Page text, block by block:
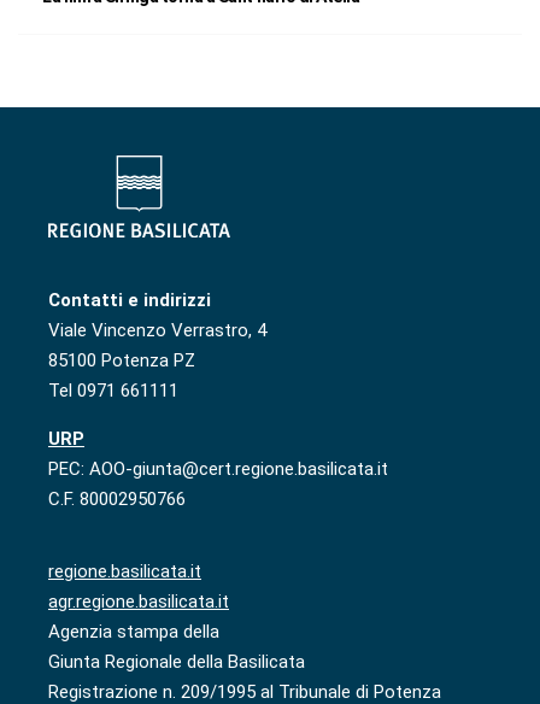
Contatti e indirizzi
Viale Vincenzo Verrastro, 4
85100 Potenza PZ
Tel 0971 661111
URP
PEC: AOO-giunta@cert.regione.basilicata.it
C.F. 80002950766
regione.basilicata.it
agr.regione.basilicata.it
Agenzia stampa della
Giunta Regionale della Basilicata
Registrazione n. 209/1995 al Tribunale di Potenza